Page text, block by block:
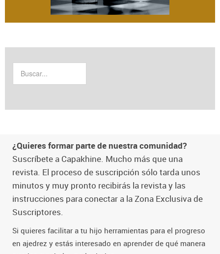
¿Quieres formar parte de nuestra comunidad?
Suscríbete a Capakhine. Mucho más que una
revista. El proceso de suscripción sólo tarda unos
minutos y muy pronto recibirás la revista y las
instrucciones para conectar a la Zona Exclusiva de
Suscriptores.
Si quieres facilitar a tu hijo herramientas para el progreso
en ajedrez y estás interesado en aprender de qué manera